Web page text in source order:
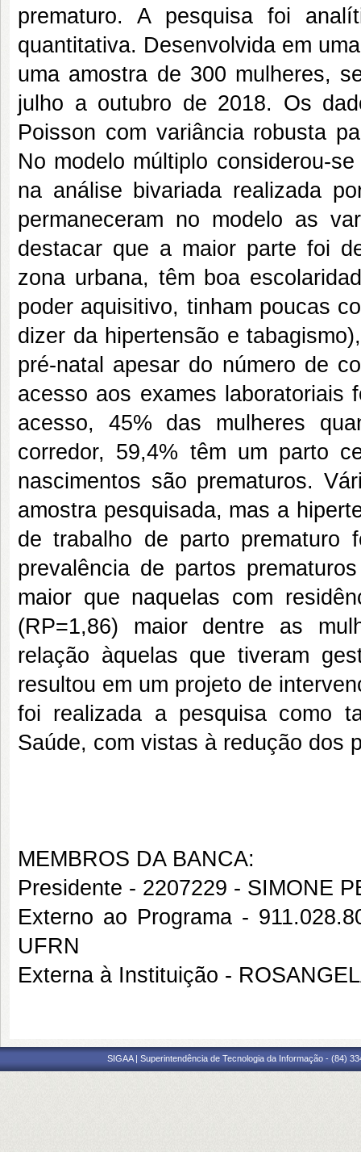
prematuro. A pesquisa foi
quantitativa. Desenvolvida em
uma amostra de 300 mulheres,
julho a outubro de 2018. Os
Poisson com variância robusta
No modelo múltiplo considerou-
na análise bivariada realizada
permaneceram no modelo as
destacar que a maior parte foi
zona urbana, têm boa
poder aquisitivo, tinham poucas
dizer da hipertensão e
pré-natal apesar do número de
acesso aos exames laboratoriais
acesso, 45% das mulheres
corredor, 59,4% têm um parto
nascimentos são prematuros.
amostra pesquisada, mas a
de trabalho de parto prematuro
prevalência de partos
maior que naquelas com
(RP=1,86) maior dentre as
relação àquelas que tiveram
resultou em um projeto de
foi realizada a pesquisa como
Saúde, com vistas à redução dos
MEMBROS DA BANCA:
Presidente - 2207229 - SIMONE
Externo ao Programa -
UFRN
Externa à Instituição -
SIGAA | Superintendência de Tecnologia da Informação - (84)